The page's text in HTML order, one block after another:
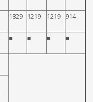
1829 1219 1219 914
■ ■ ■ ■